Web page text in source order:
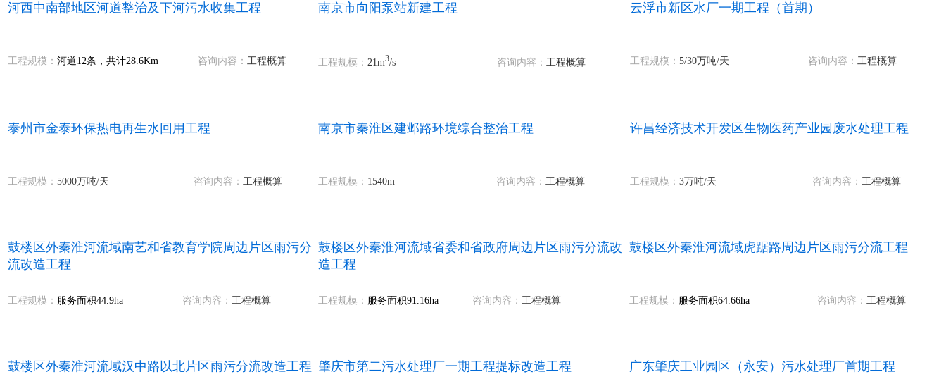
河西中南部地区河道整治及下河污水收集工程 南京市向阳泵站新建工程 云浮市新区水厂一期工程（首期）
工程规模： 河道12条，共计28.6Km 咨询内容： 工程概算 工程规模： 21m3/s 咨询内容： 工程概算 工程规模： 5/30万吨/天 咨询内容： 工程概算
泰州市金泰环保热电再生水回用工程 南京市秦淮区建邺路环境综合整治工程 许昌经济技术开发区生物医药产业园废水处理工程
工程规模： 5000万吨/天 咨询内容： 工程概算 工程规模： 1540m 咨询内容： 工程概算 工程规模： 3万吨/天 咨询内容： 工程概算
鼓楼区外秦淮河流域南艺和省教育学院周边片区雨污分
流改造工程
鼓楼区外秦淮河流域省委和省政府周边片区雨污分流改
造工程
鼓楼区外秦淮河流域虎踞路周边片区雨污分流工程
工程规模： 服务面积44.9ha 咨询内容： 工程概算 工程规模： 服务面积91.16ha 咨询内容： 工程概算 工程规模： 服务面积64.66ha 咨询内容： 工程概算
鼓楼区外秦淮河流域汉中路以北片区雨污分流改造工程 肇庆市第二污水处理厂一期工程提标改造工程 广东肇庆工业园区（永安）污水处理厂首期工程